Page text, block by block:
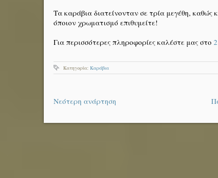
Τα καράβια διατείνονταν σε τρία μεγέθη, καθώς
όποιον χρωματισμό επιθυμείτε!
Για περισσότερες πληροφορίες καλέστε μας στο
Κατηγορία: Καράβια
Νεότερη ανάρτηση